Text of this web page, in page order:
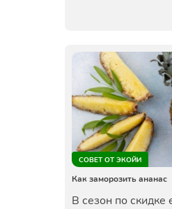
СОВЕТ ОТ ЭКОЙИ
Как заморозить ананас
В сезон по скидке